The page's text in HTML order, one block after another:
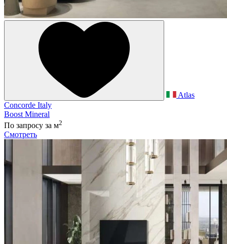
Atlas
Concorde Italy
Boost Mineral
По запросу за м2
Смотреть